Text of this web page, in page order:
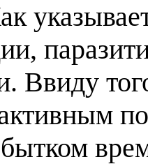
Ввиду